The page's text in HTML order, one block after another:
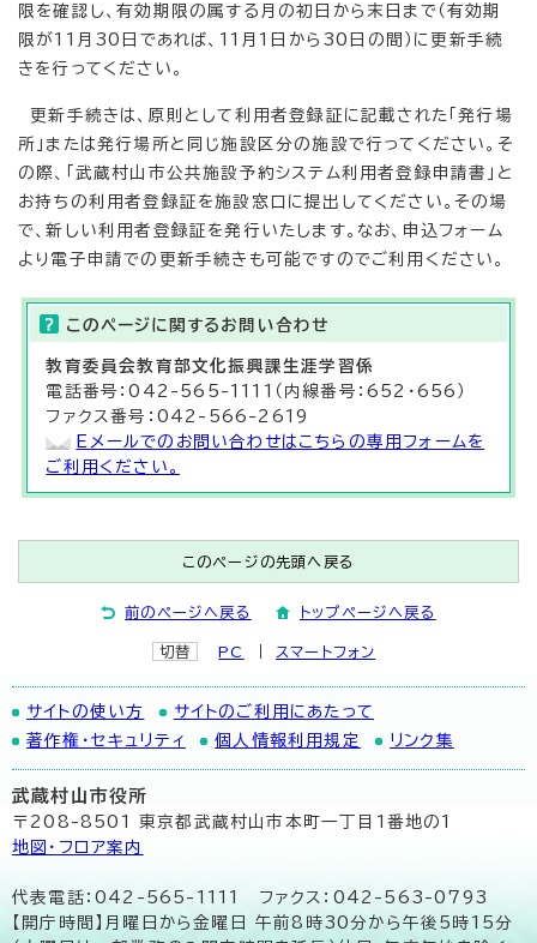
限を確認し、有効期限の属する月の初日から末日まで（有効期
限が11月30日であれば、11月1日から30日の間）に更新手続
きを行ってください。
更新手続きは、原則として利用者登録証に記載された「発行場
所」または発行場所と同じ施設区分の施設で行ってください。そ
の際、「武蔵村山市公共施設予約システム利用者登録申請書」と
お持ちの利用者登録証を施設窓口に提出してください。その場
で、新しい利用者登録証を発行いたします。なお、申込フォーム
より電子申請での更新手続きも可能ですのでご利用ください。
このページに関する お問い合わせ
教育委員会教育部文化振興課生涯学習係
電話番号：042-565-1111（内線番号：652・656）
ファクス番号：042-566-2619
Eメールでのお問い合わせはこちらの専用フォームを
ご利用ください。
このページの先頭へ戻る
前のページへ戻る トップページへ戻る
切替 PC スマートフォン
サイトの使い方
サイトのご利用にあたって
著作権・セキュリティ
個人情報利用規定 リンク集
武蔵村山市役所
〒208-8501 東京都武蔵村山市本町一丁目1番地の1
地図･フロア案内
代表電話：042-565-1111 ファクス：042-563-0793
【開庁時間】月曜日から金曜日 午前8時30分から午後5時15分